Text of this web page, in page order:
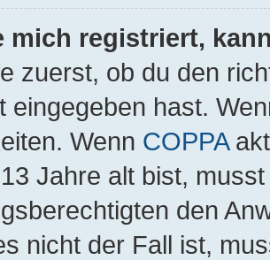
mich registriert,
zuerst, ob du den
eingegeben hast.
Wenn COPPA
Jahre alt bist,
den
nicht der Fall ist,